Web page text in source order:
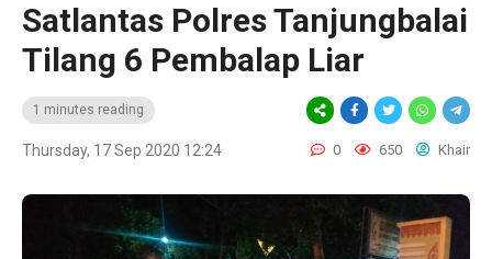
Satlantas Polres Tanjungbalai
Tilang 6 Pembalap Liar
1 minutes reading
Thursday, 17 Sep 2020 12:24 0 650 Khair